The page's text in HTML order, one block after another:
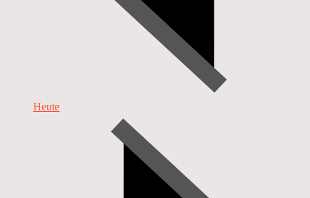
Heute